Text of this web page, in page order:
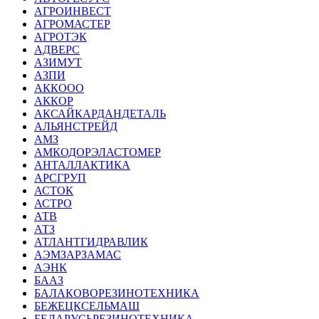
АГРОИНВЕСТ
АГРОМАСТЕР
АГРОТЭК
АДВЕРС
АЗИМУТ
АЗПИ
АККООО
АККОР
АКСАЙКАРДАНДЕТАЛЬ
АЛЬЯНСТРЕЙД
АМЗ
АМКОДОРЭЛАСТОМЕР
АНТАЛЛАКТИКА
АРСГРУП
АСТОК
АСТРО
АТВ
АТЗ
АТЛАНТГИДРАВЛИК
АЭМЗАРЗАМАС
АЭНК
БААЗ
БАЛАКОВОРЕЗИНОТЕХНИКА
БЕЖЕЦКСЕЛЬМАШ